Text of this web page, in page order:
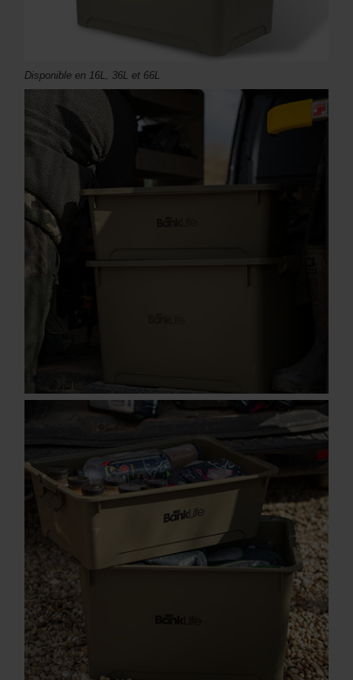
Disponible en 16L, 36L et 66L